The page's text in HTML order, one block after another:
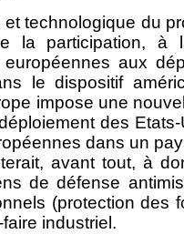
technologique du
la participation, à
aux
le dispositif
impose une
des
dans un
avant tout, à
de défense
(protection des
industriel.